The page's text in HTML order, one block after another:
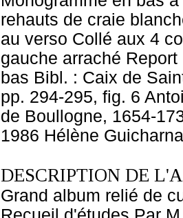
rehauts de craie
au verso Collé aux 4
gauche arraché
bas Bibl. : Caix de
pp. 294-295, fig. 6
de Boullogne, 1654-
1986 Hélène
DESCRIPTION DE
Grand album relié de